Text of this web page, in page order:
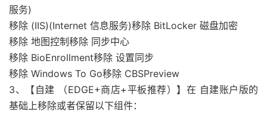
服务)
移除 (IIS)(Internet 信息服务)移除 BitLocker 磁盘加密
移除 地图控制移除 同步中心
移除 BioEnrollment移除 设置同步
移除 Windows To Go移除 CBSPreview
3、【自建 （EDGE+商店+平板推荐）】在 自建账户版的
基础上移除或者保留以下组件：